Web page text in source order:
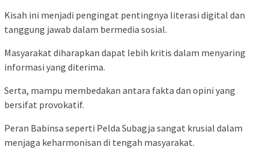
Kisah ini menjadi pengingat pentingnya literasi digital dan
tanggung jawab dalam bermedia sosial.
Masyarakat diharapkan dapat lebih kritis dalam menyaring
informasi yang diterima.
Serta, mampu membedakan antara fakta dan opini yang
bersifat provokatif.
Peran Babinsa seperti Pelda Subagja sangat krusial dalam
menjaga keharmonisan di tengah masyarakat.